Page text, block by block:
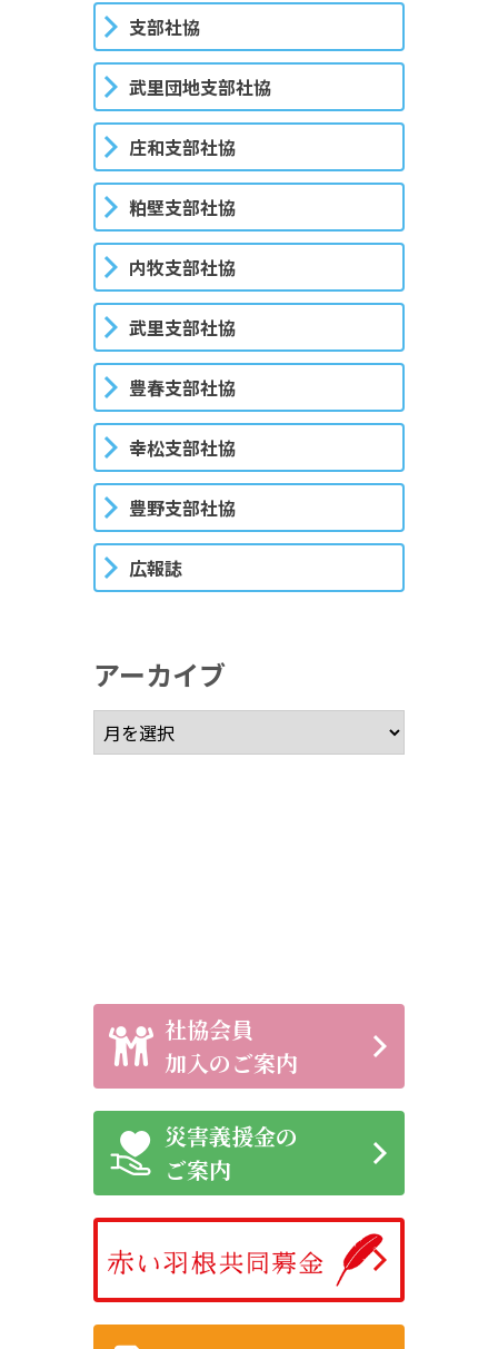
支部社協
武里団地支部社協
庄和支部社協
粕壁支部社協
内牧支部社協
武里支部社協
豊春支部社協
幸松支部社協
豊野支部社協
広報誌
アーカイブ
アーカイブ
社協会員
加入のご案内
災害義援金の
ご案内